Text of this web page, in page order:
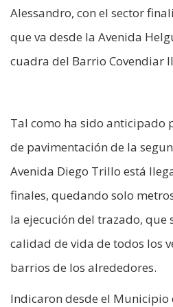
Alessandro, con el sector
que va desde la Avenida
cuadra del Barrio Covendiar
Tal como ha sido anticipado
de pavimentación de la
Avenida Diego Trillo está
finales, quedando solo
la ejecución del trazado, que
calidad de vida de todos los
barrios de los alrededores.
Indicaron desde el Municipio